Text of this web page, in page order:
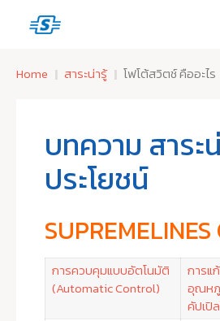
Home สาระน่ารู้ โฟโต้สวิตช์ คืออะไร
บทความ สาระ
ประโยชน์
SUPREMELINES
การควบคุมแบบอัตโนมัติ
(Automatic Control)
การแ
อุณหภู
คัปเปิ